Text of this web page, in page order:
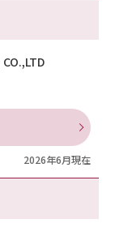
2026年6月現在